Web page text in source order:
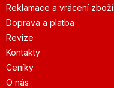
Reklamace a vrácení zboží
Doprava a platba
Revize
Kontakty
Ceníky
O nás